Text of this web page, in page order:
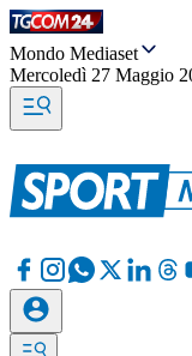
Mondo Mediaset
Mercoledì 27 Maggio